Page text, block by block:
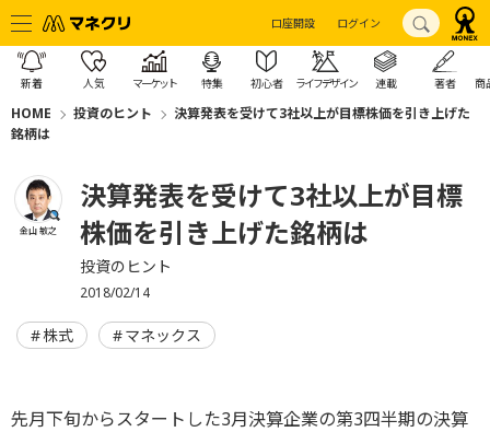
口座開設 ログイン
新着 人気 マーケット 特集 初心者 ライフデザイン 連載 著者 商
HOME 投資のヒント
決算発表を受けて3社以上が目標株価を引き上げた
銘柄は
金山 敏之
決算発表を受けて3社以上が目標
株価を引き上げた銘柄は
投資のヒント
2018/02/14
株式 マネックス
先月下旬からスタートした3月決算企業の第3四半期の決算